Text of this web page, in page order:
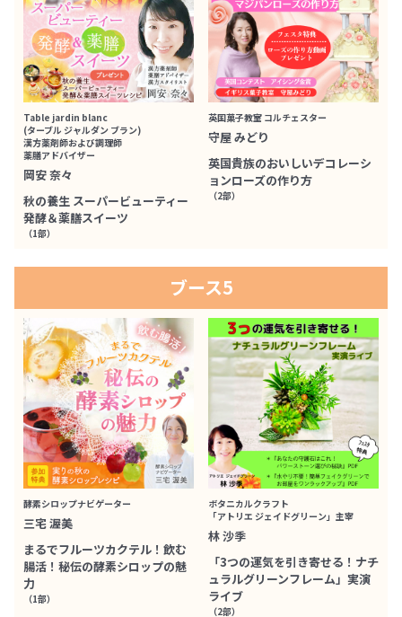
Table jardin blanc
(ターブル ジャルダン ブラン)
漢方薬剤師および調理師
薬膳アドバイザー
岡安 奈々
秋の養生 スーパービューティー
発酵＆薬膳スイーツ
（1部）
英国菓子教室 コルチェスター
守屋 みどり
英国貴族のおいしいデコレーシ
ョンローズの作り方
（2部）
ブース5
酵素シロップナビゲーター
三宅 渥美
まるでフルーツカクテル！飲む
腸活！秘伝の酵素シロップの魅
力
（1部）
ボタニカルクラフト
「アトリエ ジェイドグリーン」主宰
林 沙季
「3つの運気を引き寄せる！ナチ
ュラルグリーンフレーム」実演
ライブ
（2部）